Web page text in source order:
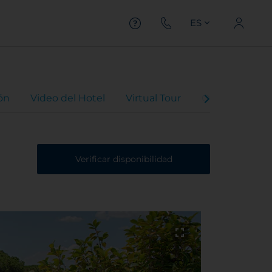
ES
Video del Hotel Virtual Tour Ofertas
Verificar disponibilidad